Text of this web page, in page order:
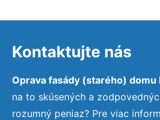
Kontaktujte nás
Oprava fasády (starého) domu
na to skúsených a
rozumný peniaz? Pre viac